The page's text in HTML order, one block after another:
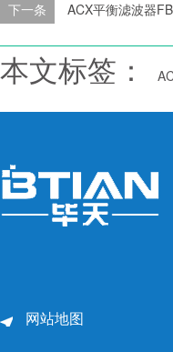
下一条 ACX平衡滤波器
本文标签：
网站地图